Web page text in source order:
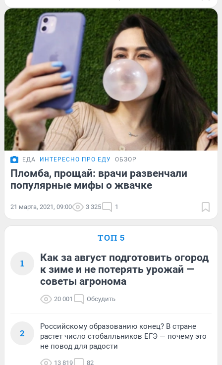
ЕДА ИНТЕРЕСНО ПРО ЕДУ ОБЗОР
Пломба, прощай: врачи развенчали
популярные мифы о жвачке
21 марта, 2021, 09:00 3 325 1
ТОП 5
1
Как за август подготовить огород
к зиме и не потерять урожай —
советы агронома
20 001 Обсудить
2
Российскому образованию конец? В стране
растет число стобалльников ЕГЭ — почему это
не повод для радости
13 819 82